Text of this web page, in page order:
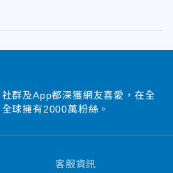
群及App都深獲網友喜愛，在全
球擁有2000萬粉絲。
客服資訊